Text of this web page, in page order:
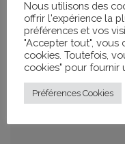
films de l’école
(lycée Ambroise
Mercredi 23 juin de 10h
podcasts fait autour ou
Nous utilisons des
offrir l'expérience la
préférences et vos
"Accepter tout", vous
cookies. Toutefois,
cookies" pour fournir
Préférences Cookies